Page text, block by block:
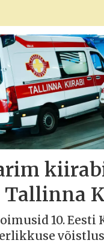
Tallinna
10. Eesti